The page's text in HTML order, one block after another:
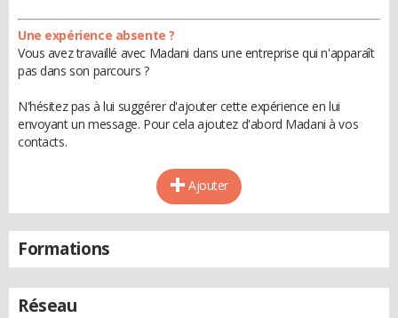
Une expérience absente ?
Vous avez travaillé avec Madani dans une entreprise qui n'apparaît
pas dans son parcours ?
N'hésitez pas à lui suggérer d'ajouter cette expérience en lui
envoyant un message. Pour cela ajoutez d'abord Madani à vos
contacts.
Ajouter
Formations
Réseau